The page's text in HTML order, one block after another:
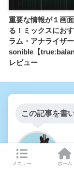
重要な情報が１画
る！ミックスにお
ラム・アナライザー
sonible【
レビュー
この記事を書
メニュー ホーム